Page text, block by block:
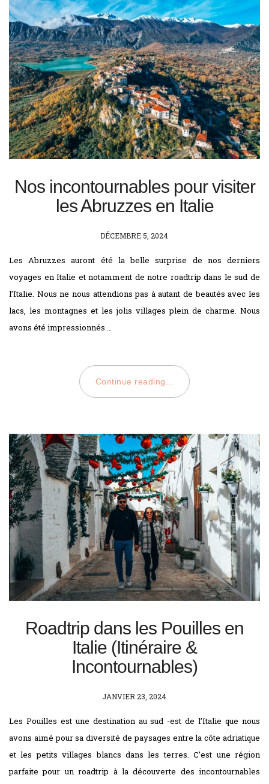
Nos incontournables pour visiter
les Abruzzes en Italie
POSTED
DÉCEMBRE 5, 2024
Les Abruzzes auront été la belle surprise de nos derniers
voyages en Italie et notamment de notre roadtrip dans le sud de
l’Italie. Nous ne nous attendions pas à autant de beautés avec les
lacs, les montagnes et les jolis villages plein de charme. Nous
avons été impressionnés …
Continue reading...
Roadtrip dans les Pouilles en
Italie (Itinéraire &
Incontournables)
POSTED
JANVIER 23, 2024
Les Pouilles est une destination au sud -est de l’Italie que nous
avons aimé pour sa diversité de paysages entre la côte adriatique
et les petits villages blancs dans les terres. C’est une région
parfaite pour un roadtrip à la découverte des incontournables